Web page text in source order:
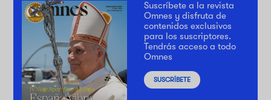
Suscríbete a la revista
Omnes y disfruta de
contenidos exclusivos
para los suscriptores.
Tendrás acceso a todo
Omnes
SUSCRÍBETE